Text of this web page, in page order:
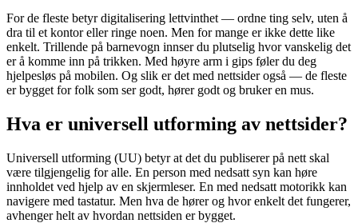
For de fleste betyr digitalisering lettvinthet — ordne ting selv, uten å
dra til et kontor eller ringe noen. Men for mange er ikke dette like
enkelt. Trillende på barnevogn innser du plutselig hvor vanskelig det
er å komme inn på trikken. Med høyre arm i gips føler du deg
hjelpesløs på mobilen. Og slik er det med nettsider også — de fleste
er bygget for folk som ser godt, hører godt og bruker en mus.
Hva er universell utforming av nettsider?
Universell utforming (UU) betyr at det du publiserer på nett skal
være tilgjengelig for alle. En person med nedsatt syn kan høre
innholdet ved hjelp av en skjermleser. En med nedsatt motorikk kan
navigere med tastatur. Men hva de hører og hvor enkelt det fungerer,
avhenger helt av hvordan nettsiden er bygget.